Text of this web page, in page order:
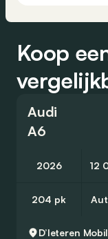
Koop
Audi
A6
2026 12
204 pk